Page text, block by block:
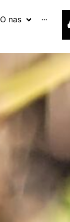
O nas ···